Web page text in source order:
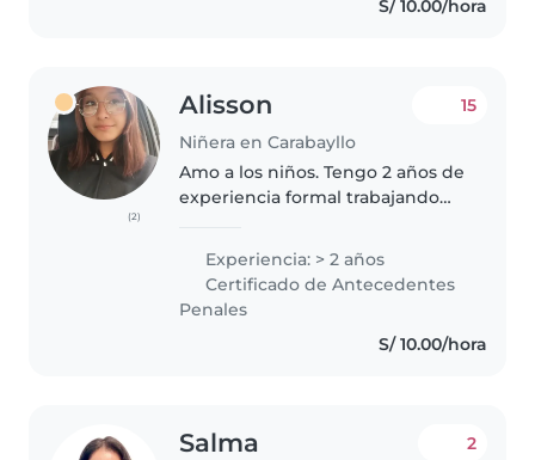
S/ 10.00/hora
(2)
Alisson
Niñera en Carabayllo
15
Amo a los niños. Tengo 2 años de
experiencia formal trabajando
de edad, además de la
experiencia personal de haber
criado a mis 3 hermanos desde
su nacimiento...
Experiencia: > 2 años
Certificado de Antecedentes
Penales
S/ 10.00/hora
Salma 2